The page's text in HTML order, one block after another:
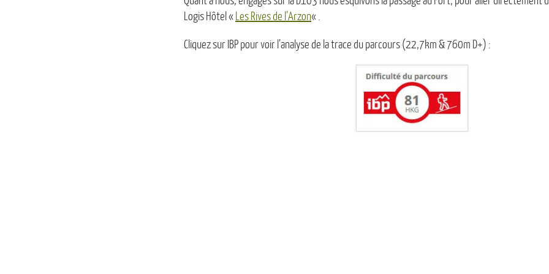
Logis Hôtel « Les Rives de l’Arzon« .
Cliquez sur IBP pour voir l’analyse de la trace du parcours (22,7km & 760m D+) :